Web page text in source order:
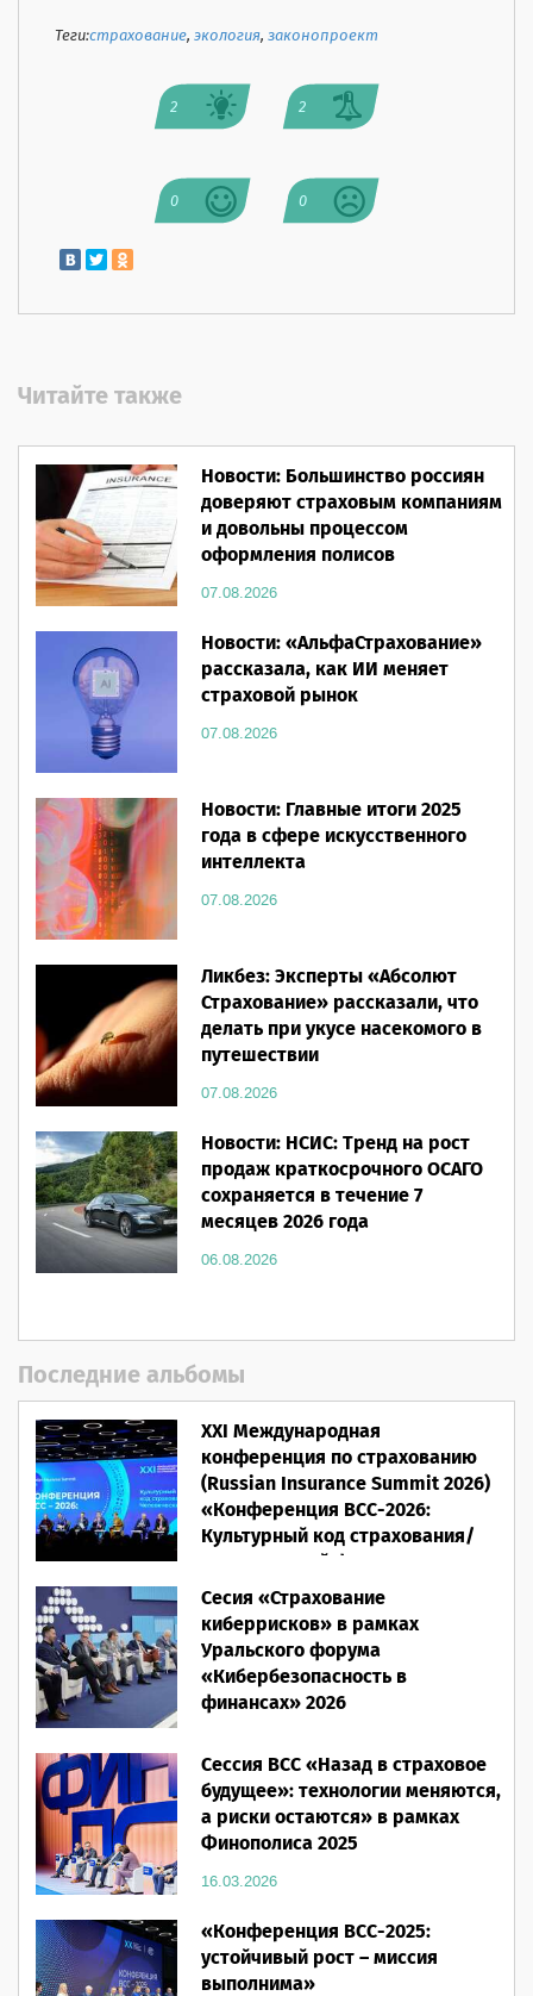
Теги:страхование,экология,законопроект
2 2
0 0
Читайте также
Новости: Большинство россиян
доверяют страховым компаниям
и довольны процессом
оформления полисов
07.08.2026
Новости: «АльфаСтрахование»
рассказала, как ИИ меняет
страховой рынок
07.08.2026
Новости: Главные итоги 2025
года в сфере искусственного
интеллекта
07.08.2026
Ликбез: Эксперты «Абсолют
Страхование» рассказали, что
делать при укусе насекомого в
путешествии
07.08.2026
Новости: НСИС: Тренд на рост
продаж краткосрочного ОСАГО
сохраняется в течение 7
месяцев 2026 года
06.08.2026
Последние альбомы
XXI Международная
конференция по страхованию
(Russian Insurance Summit 2026)
«Конференция ВСС-2026:
Культурный код страхования/
Человеческий фактор»
28.05.2026
Сесия «Страхование
киберрисков» в рамках
Уральского форума
«Кибербезопасность в
финансах» 2026
Сессия ВСС «Назад в страховое
будущее»: технологии меняются,
а риски остаются» в рамках
Финополиса 2025
16.03.2026
«Конференция ВСС-2025:
устойчивый рост – миссия
выполнима»